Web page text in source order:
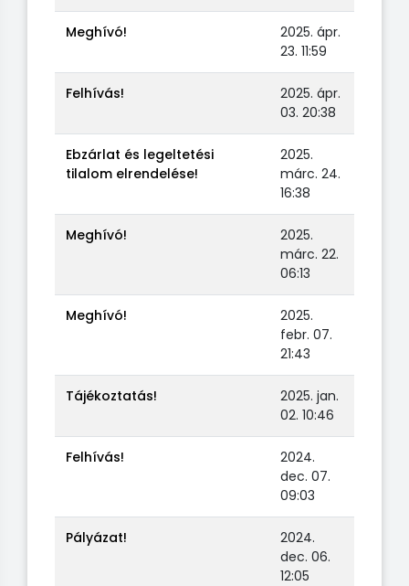
Meghívó!
2025. ápr.
23. 11:59
Felhívás!
2025. ápr.
03. 20:38
Ebzárlat és legeltetési
tilalom elrendelése!
2025.
márc. 24.
16:38
Meghívó!
2025.
márc. 22.
06:13
Meghívó!
2025.
febr. 07.
21:43
Tájékoztatás!
2025. jan.
02. 10:46
Felhívás!
2024.
dec. 07.
09:03
Pályázat!
2024.
dec. 06.
12:05